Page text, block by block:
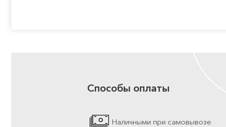
Способы оплаты
Наличными при самовывозе